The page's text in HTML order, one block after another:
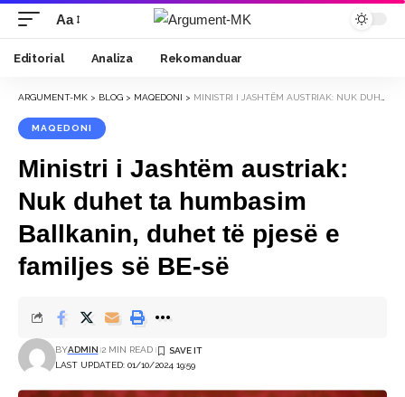
Font
Resizer
Aa
Editorial Analiza Rekomanduar
ARGUMENT-MK > BLOG > MAQEDONI > MINISTRI I JASHTËM AUSTRIAK: NUK DUHET TA HUMBASIM BALLKANIN, DUHET TË PJESË E FAMILJES SË BE-SË
MAQEDONI
Ministri i Jashtëm austriak:
Nuk duhet ta humbasim
Ballkanin, duhet të pjesë e
familjes së BE-së
LAST UPDATED: 01/10/2024 19:59
BYADMIN 2 MIN READ